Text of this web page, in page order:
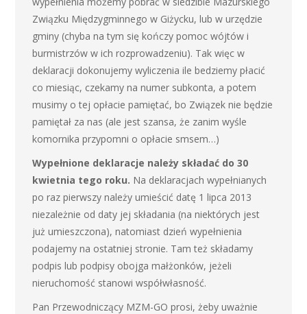
Związku Międzygminnego w Giżycku, lub w urzędzie
gminy (chyba na tym się kończy pomoc wójtów i
burmistrzów w ich rozprowadzeniu). Tak więc w
deklaracji dokonujemy wyliczenia ile bedziemy płacić
co miesiąc, czekamy na numer subkonta, a potem
musimy o tej opłacie pamiętać, bo Związek nie będzie
pamiętał za nas (ale jest szansa, że zanim wyśle
komornika przypomni o opłacie smsem…)
Wypełnione deklaracje należy składać do 30
kwietnia tego roku. Na deklaracjach wypełnianych
po raz pierwszy należy umieścić datę 1 lipca 2013
niezależnie od daty jej składania (na niektórych jest
już umieszczona), natomiast dzień wypełnienia
podajemy na ostatniej stronie. Tam też składamy
podpis lub podpisy obojga małżonków, jeżeli
nieruchomość stanowi współwłasność.
Pan Przewodniczący MZM-GO prosi, żeby uważnie